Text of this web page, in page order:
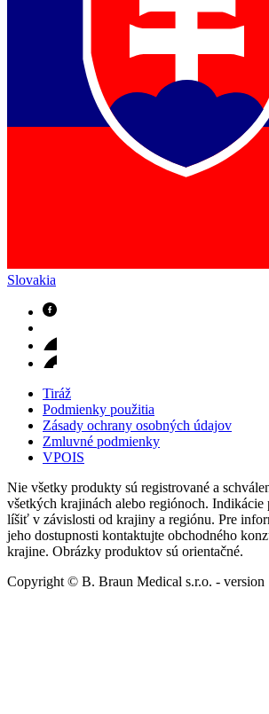
Slovakia
Tiráž
Podmienky použitia
Zásady ochrany osobných údajov
Zmluvné podmienky
VPOIS
Nie všetky produkty sú registrované a
všetkých krajinách alebo regiónoch. Indikácie
líšiť v závislosti od krajiny a regiónu. Pre
jeho dostupnosti kontaktujte obchodného
krajine. Obrázky produktov sú orientačné.
Copyright © B. Braun Medical s.r.o. - version